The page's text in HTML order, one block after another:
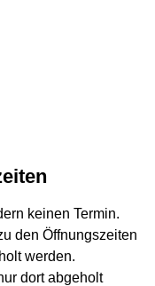
keinen Termin.
den Öffnungszeiten
werden.
dort abgeholt